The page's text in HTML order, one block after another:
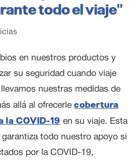
todo el viaje"
en nuestros productos y
su seguridad cuando viaje
nuestras medidas de
allá al ofrecerle cobertura
la COVID-19 en su viaje. Esta
todo nuestro apoyo si
por la COVID-19,